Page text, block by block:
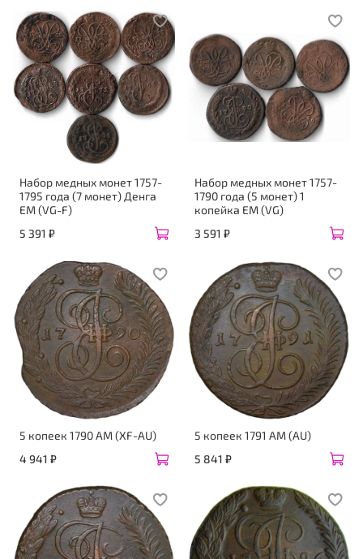
Набор медных монет 1757-
1795 года (7 монет) Денга
ЕМ (VG-F)
5 391 ₽
Набор медных монет 1757-
1790 года (5 монет) 1
копейка ЕМ (VG)
3 591 ₽
5 копеек 1790 АМ (XF-AU)
4 941 ₽
5 копеек 1791 АМ (AU)
5 841 ₽